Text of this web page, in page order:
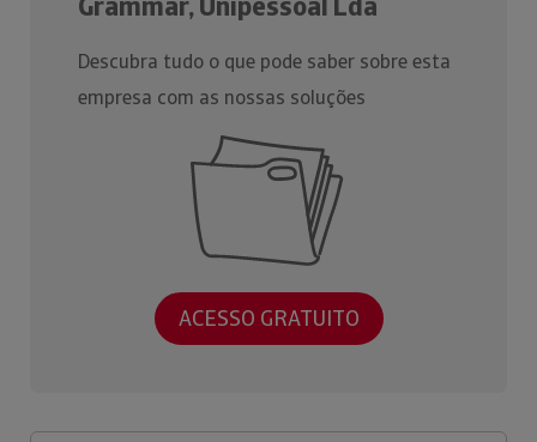
Descubra tudo o que pode saber sobre esta
empresa com as nossas soluções
ACESSO GRATUITO